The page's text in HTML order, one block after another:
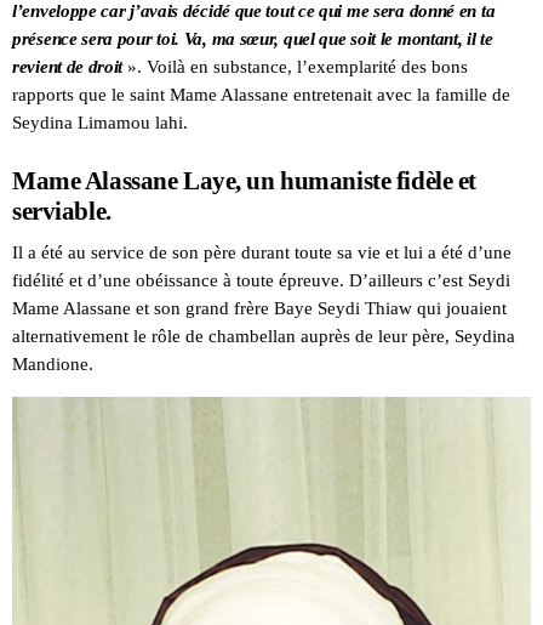
l’enveloppe car j’avais décidé que tout ce qui me sera donné en ta
présence sera pour toi. Va, ma sœur, quel que soit le montant, il te
revient de droit ». Voilà en substance, l’exemplarité des bons
rapports que le saint Mame Alassane entretenait avec la famille de
Seydina Limamou lahi.
Mame Alassane Laye, un humaniste fidèle et
serviable.
Il a été au service de son père durant toute sa vie et lui a été d’une
fidélité et d’une obéissance à toute épreuve. D’ailleurs c’est Seydi
Mame Alassane et son grand frère Baye Seydi Thiaw qui jouaient
alternativement le rôle de chambellan auprès de leur père, Seydina
Mandione.